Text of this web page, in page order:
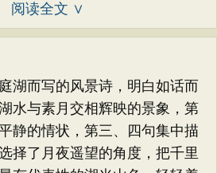
阅读全文 ∨
而写的风景诗，明白如话而
水与素月交相辉映的景象，第
静的情状，第三、四句集中描
择了月夜遥望的角度，把千里